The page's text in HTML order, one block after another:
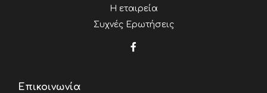
Η εταιρεία
Συχνές Ερωτήσεις
Επικοινωνία